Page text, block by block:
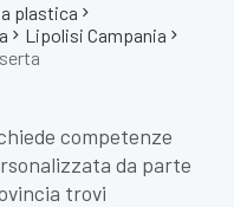
plastica
Lipolisi Campania
competenze
da parte
trovi